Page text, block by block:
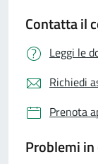
Contatta il
Leggi le
Richiedi
Prenota
Problemi